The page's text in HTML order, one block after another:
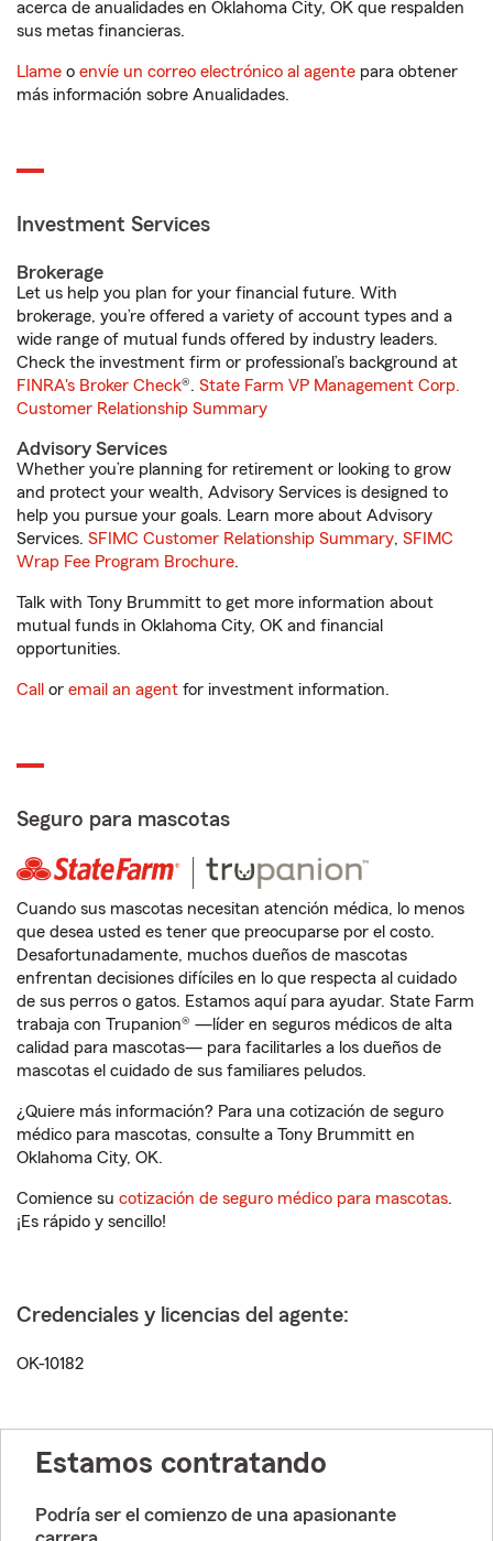
acerca de anualidades en Oklahoma City, OK que respalden
sus metas financieras.
Llame o envíe un correo electrónico al agente para obtener
más información sobre Anualidades.
Investment Services
Brokerage
Let us help you plan for your financial future. With
brokerage, you’re offered a variety of account types and a
wide range of mutual funds offered by industry leaders.
Check the investment firm or professional’s background at
FINRA's Broker Check®. State Farm VP Management Corp.
Customer Relationship Summary
Advisory Services
Whether you’re planning for retirement or looking to grow
and protect your wealth, Advisory Services is designed to
help you pursue your goals. Learn more about Advisory
Services. SFIMC Customer Relationship Summary, SFIMC
Wrap Fee Program Brochure.
Talk with Tony Brummitt to get more information about
mutual funds in Oklahoma City, OK and financial
opportunities.
Call or email an agent for investment information.
Seguro para mascotas
Cuando sus mascotas necesitan atención médica, lo menos
que desea usted es tener que preocuparse por el costo.
Desafortunadamente, muchos dueños de mascotas
enfrentan decisiones difíciles en lo que respecta al cuidado
de sus perros o gatos. Estamos aquí para ayudar. State Farm
trabaja con Trupanion® —líder en seguros médicos de alta
calidad para mascotas— para facilitarles a los dueños de
mascotas el cuidado de sus familiares peludos.
¿Quiere más información? Para una cotización de seguro
médico para mascotas, consulte a Tony Brummitt en
Oklahoma City, OK.
Comience su cotización de seguro médico para mascotas.
¡Es rápido y sencillo!
Credenciales y licencias del agente:
OK-10182
Estamos contratando
Podría ser el comienzo de una apasionante